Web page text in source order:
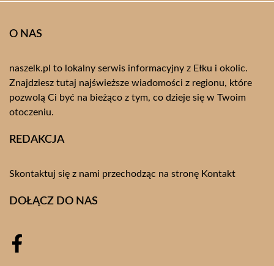
O NAS
naszelk.pl to lokalny serwis informacyjny z Ełku i okolic.
Znajdziesz tutaj najświeższe wiadomości z regionu, które
pozwolą Ci być na bieżąco z tym, co dzieje się w Twoim
otoczeniu.
REDAKCJA
Skontaktuj się z nami przechodząc na stronę Kontakt
DOŁĄCZ DO NAS